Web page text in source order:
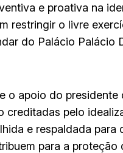
e proativa na
restringir o livre
do Palácio Palácio
o apoio do presidente
creditadas pelo
e respaldada
para a